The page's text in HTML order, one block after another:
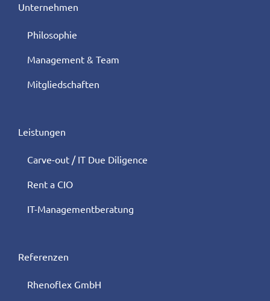
Unternehmen
Philosophie
Management & Team
Mitgliedschaften
Leistungen
Carve-out / IT Due Diligence
Rent a CIO
IT-Managementberatung
Referenzen
Rhenoflex GmbH